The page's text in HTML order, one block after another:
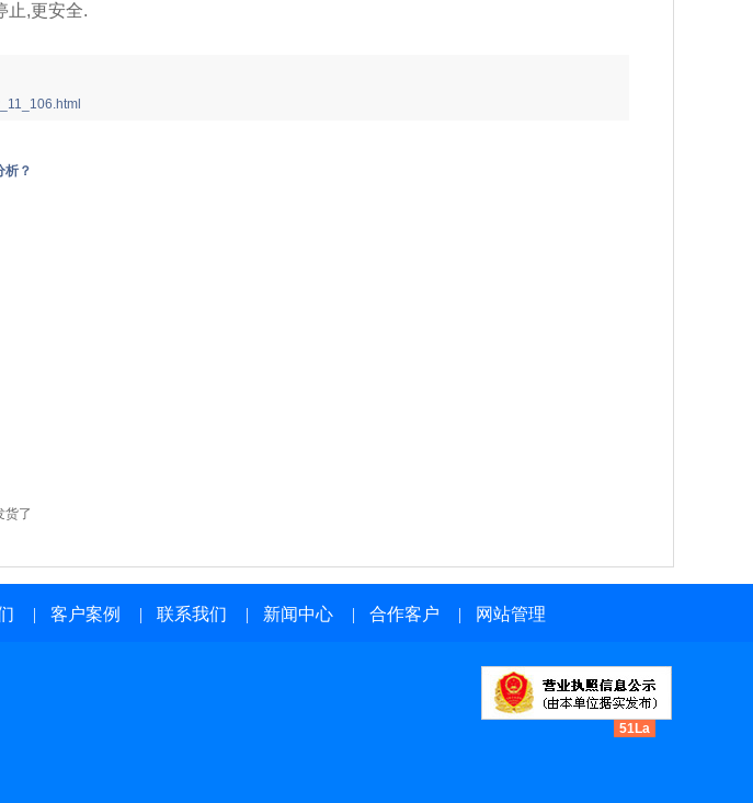
止,更安全.
析？
货了
| 客户案例 | 联系我们 | 新闻中心 | 合作客户 | 网站管理
51La